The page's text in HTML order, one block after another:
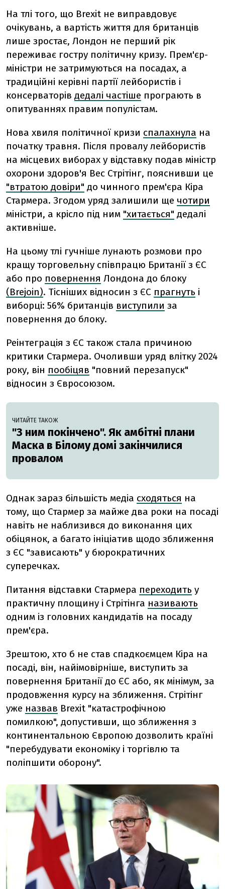
На тлі того, що Brexit не виправдовує
очікувань, а вартість життя для британців
лише зростає, Лондон не перший рік
переживає гостру політичну кризу. Прем'єр-
міністри не затримуються на посадах, а
традиційні керівні партії лейбористів і
консерваторів дедалі частіше програють в
опитуваннях правим популістам.
Нова хвиля політичної кризи спалахнула на
початку травня. Після провалу лейбористів
на місцевих виборах у відставку подав міністр
охорони здоров'я Вес Стрітінг, пояснивши це
"втратою довіри" до чинного прем'єра Кіра
Стармера. Згодом уряд залишили ще чотири
міністри, а крісло під ним "хитається" дедалі
активніше.
На цьому тлі гучніше лунають розмови про
кращу торговельну співпрацю Британії з ЄС
або про повернення Лондона до блоку
(Brejoin). Тісніших відносин з ЄС прагнуть і
виборці: 56% британців виступили за
повернення до блоку.
Реінтеграція з ЄС також стала причиною
критики Стармера. Очоливши уряд влітку 2024
року, він пообіцяв "повний перезапуск"
відносин з Євросоюзом.
ЧИТАЙТЕ ТАКОЖ
"З ним покінчено". Як амбітні плани
Маска в Білому домі закінчилися
провалом
Однак зараз більшість медіа сходяться на
тому, що Стармер за майже два роки на посаді
навіть не наблизився до виконання цих
обіцянок, а багато ініціатив щодо зближення
з ЄС "зависають" у бюрократичних
суперечках.
Питання відставки Стармера переходить у
практичну площину і Стрітінга називають
одним із головних кандидатів на посаду
прем'єра.
Зрештою, хто б не став спадкоємцем Кіра на
посаді, він, найімовірніше, виступить за
повернення Британії до ЄС або, як мінімум, за
продовження курсу на зближення. Стрітінг
уже назвав Brexit "катастрофічною
помилкою", допустивши, що зближення з
континентальною Європою дозволить країні
"перебудувати економіку і торгівлю та
поліпшити оборону".